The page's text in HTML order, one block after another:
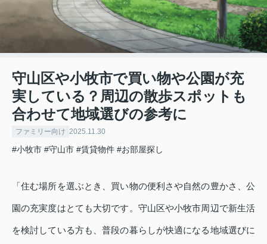
守山区や小牧市で買い物や公園が充
実している？周辺の散歩スポットも
合わせて地域選びの参考に
ファミリー向け 2025.11.30
#小牧市 #守山市 #賃貸物件 #お部屋探し
「住む場所を選ぶとき、買い物の便利さや自然の豊かさ、公
園の充実度はとても大切です。守山区や小牧市周辺で新生活
を検討している方も、普段の暮らしが快適になる地域選びに